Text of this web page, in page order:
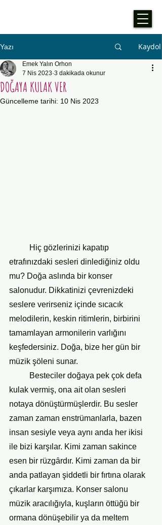
Yazı Kaydol
DOĞAYA KULAK VER
Emek Yalın Orhon
7 Nis 2023 3 dakikada okunur
Güncelleme tarihi: 10 Nis 2023
etrafınızdaki sesleri dinlediğiniz oldu
mu? Doğa aslında bir konser
salonudur. Dikkatinizi çevrenizdeki
seslere verirseniz içinde sıcacık
melodilerin, keskin ritimlerin, birbirini
tamamlayan armonilerin varlığını
keşfedersiniz. Doğa, bize her gün bir
müzik şöleni sunar.
kulak vermiş, ona ait olan sesleri
notaya dönüştürmüşlerdir. Bu sesler
zaman zaman enstrümanlarla, bazen
insan sesiyle veya aynı anda her ikisi
ile bizi karşılar. Kimi zaman sakince
esen bir rüzgȃrdır. Kimi zaman da bir
anda patlayan şiddetli bir fırtına olarak
çıkarlar karşımıza. Konser salonu
müzik aracılığıyla, kuşların öttüğü bir
ormana dönüşebilir ya da meltem